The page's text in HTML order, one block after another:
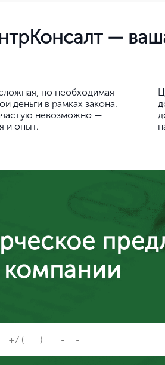
—
но необходимая
деньги в рамках закона.
невозможно —
и опыт.